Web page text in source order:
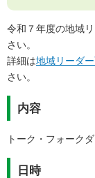
令和７年度の地域
さい。
詳細は地域リーダ
さい。
内容
トーク・フォーク
日時